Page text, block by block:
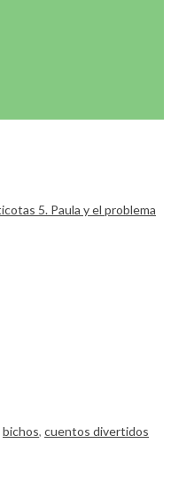
bichos, cuentos divertidos